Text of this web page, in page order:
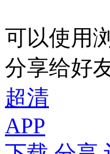
可以使用
分享给好
超清
APP